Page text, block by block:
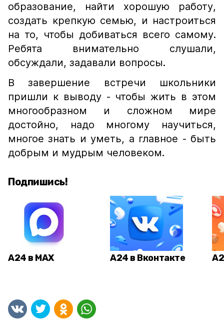
образование, найти хорошую работу,
создать крепкую семью, и настроиться
на то, чтобы добиваться всего самому.
Ребята внимательно слушали,
обсуждали, задавали вопросы.
В завершение встречи школьники
пришли к выводу - чтобы жить в этом
многообразном и сложном мире
достойно, надо многому научиться,
многое знать и уметь, а главное - быть
добрым и мудрым человеком.
Подпишись!
А24 в MAX А24 в Вконтакте